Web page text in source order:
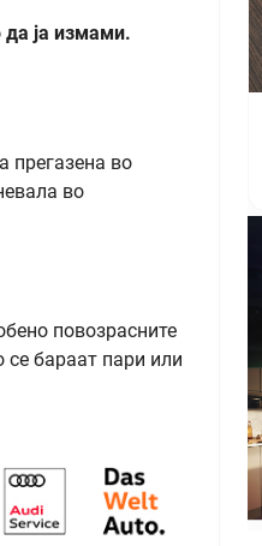
ја измами.
прегазена во
во
повозрасните
се бараат пари или